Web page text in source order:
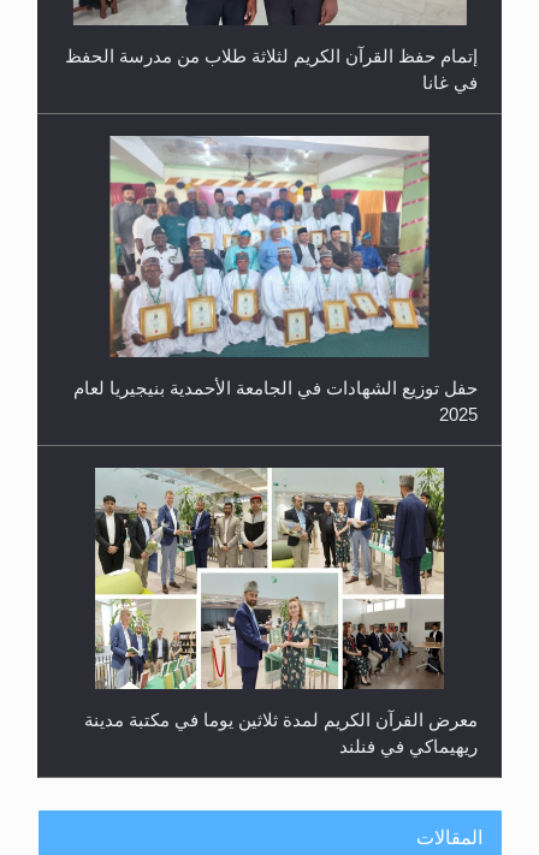
إتمام حفظ القرآن الكريم لثلاثة طلاب من مدرسة الحفظ
في غانا
حفل توزيع الشهادات في الجامعة الأحمدية بنيجيريا لعام
2025
معرض القرآن الكريم لمدة ثلاثين يوما في مكتبة مدينة
ريهيماكي في فنلند
المقالات